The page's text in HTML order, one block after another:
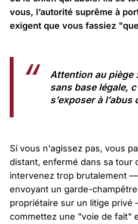
vous, l’autorité suprême à
exigent que vous fassiez
Attention au piège
sans base légale,
s’exposer à l’abus
Si vous n'agissez pas, vous
distant, enfermé dans sa tour
intervenez trop brutalement
envoyant un garde-
propriétaire sur un litige privé
commettez une "voie de fait"